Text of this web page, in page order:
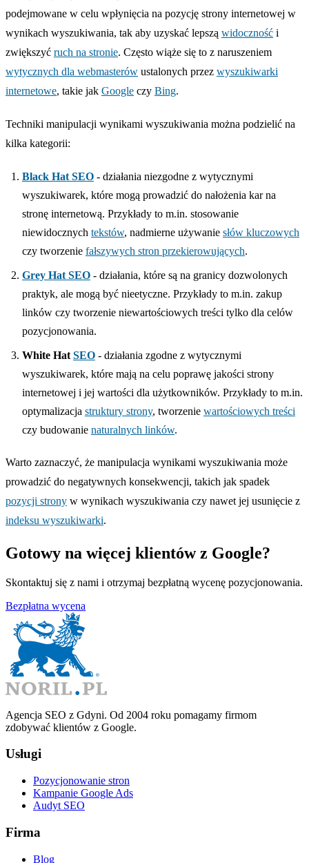
podejmowane w celu wpłynięcia na pozycję strony internetowej w
wynikach wyszukiwania, tak aby uzyskać lepszą widoczność i
zwiększyć ruch na stronie. Często wiąże się to z naruszeniem
wytycznych dla webmasterów ustalonych przez wyszukiwarki
internetowe, takie jak Google czy Bing.
Techniki manipulacji wynikami wyszukiwania można podzielić na
kilka kategorii:
Black Hat SEO - działania niezgodne z wytycznymi
wyszukiwarek, które mogą prowadzić do nałożenia kar na
stronę internetową. Przykłady to m.in. stosowanie
niewidocznych tekstów, nadmierne używanie słów kluczowych
czy tworzenie fałszywych stron przekierowujących.
Grey Hat SEO - działania, które są na granicy dozwolonych
praktyk, ale mogą być nieetyczne. Przykłady to m.in. zakup
linków czy tworzenie niewartościowych treści tylko dla celów
pozycjonowania.
White Hat SEO - działania zgodne z wytycznymi
wyszukiwarek, które mają na celu poprawę jakości strony
internetowej i jej wartości dla użytkowników. Przykłady to m.in.
optymalizacja struktury strony, tworzenie wartościowych treści
czy budowanie naturalnych linków.
Warto zaznaczyć, że manipulacja wynikami wyszukiwania może
prowadzić do negatywnych konsekwencji, takich jak spadek
pozycji strony w wynikach wyszukiwania czy nawet jej usunięcie z
indeksu wyszukiwarki.
Gotowy na więcej klientów z Google?
Skontaktuj się z nami i otrzymaj bezpłatną wycenę pozycjonowania.
Bezpłatna wycena
Agencja SEO z Gdyni. Od 2004 roku pomagamy firmom
zdobywać klientów z Google.
Usługi
Pozycjonowanie stron
Kampanie Google Ads
Audyt SEO
Firma
Blog